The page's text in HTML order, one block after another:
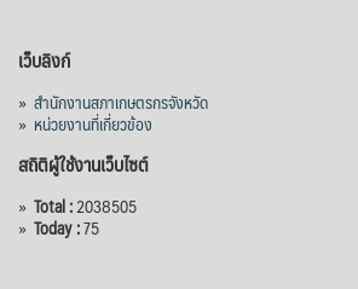
View on Facebook
เว็บลิงก์
» สำนักงานสภาเกษตรกรจังหวัด
» หน่วยงานที่เกี่ยวข้อง
สถิติผู้ใช้งานเว็บไซต์
» Total :2038505
» Today :75